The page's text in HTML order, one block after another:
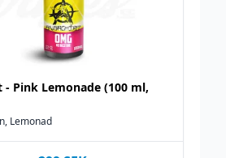
- Pink Lemonade (100 ml,
Lemonad